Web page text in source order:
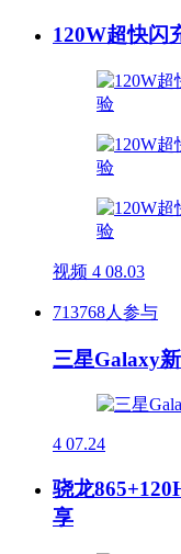
120W超快闪
视频 4 08.03
713768人参与
三星Galaxy
4 07.24
骁龙
享